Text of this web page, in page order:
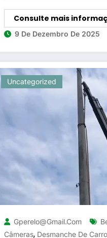
Consulte mais
9 De Dezembro De 2025
Uncategorized
Gperelo@gmail.com
Câmeras, Desmanche De Carro